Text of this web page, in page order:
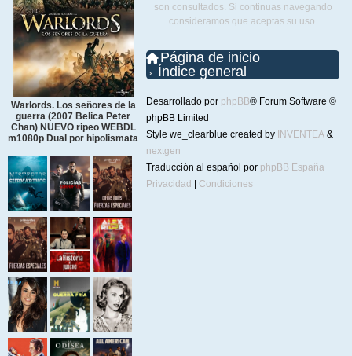
Warlords. Los señores de la
guerra (2007 Belica Peter
Chan) NUEVO ripeo WEBDL
m1080p Dual por hipolismata
son consultados. Si continuas navegando
consideramos que aceptas su uso.
Página de inicio
Índice general
Desarrollado por phpBB® Forum Software ©
phpBB Limited
Style we_clearblue created by INVENTEA &
nextgen
Traducción al español por phpBB España
Privacidad | Condiciones